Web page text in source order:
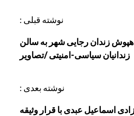
نوشته قبلی :
زندان رجایی شهر به سالن
زندانیان سیاسی-امنیتی /تصاویر
نوشته بعدی :
اسماعیل عبدی با قرار وثیقه